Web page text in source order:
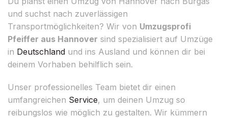
und suchst nach zuverlässigen
Transportmöglichkeiten? Wir von Umzugsprofi
Pfeiffer aus Hannover sind spezialisiert auf Umzüge
in Deutschland und ins Ausland und können dir bei
deinem Vorhaben behilflich sein.
Unser professionelles Team bietet dir einen
umfangreichen Service, um deinen Umzug so
reibungslos wie möglich zu gestalten. Wir kümmern